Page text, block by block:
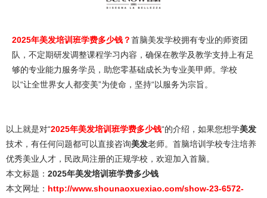
2025年美发培训班学费多少钱？首脑美发学校拥有专业的师资团
队，不定期研发调整课程学习内容，确保在教学及教学支持上有足
够的专业能力服务学员，助您零基础成长为专业美甲师。学校
以“让全世界女人都变美”为使命，坚持“以服务为宗旨。
以上就是对“2025年美发培训班学费多少钱“的介绍，如果您想学美发
技术，有任何问题都可以直接咨询美发老师。首脑培训学校专注培养
优秀美业人才，民政局注册的正规学校，欢迎加入首脑。
本文标题： 2025年美发培训班学费多少钱
本文网址： http://www.shounaoxuexiao.com/show-23-6572-